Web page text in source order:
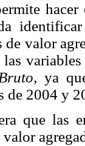
de valor
las
ya
de 2004 y
que las